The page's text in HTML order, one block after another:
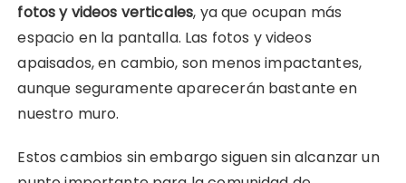
fotos y videos verticales, ya que ocupan más
espacio en la pantalla. Las fotos y videos
apaisados, en cambio, son menos impactantes,
aunque seguramente aparecerán bastante en
nuestro muro.
Estos cambios sin embargo siguen sin alcanzar un